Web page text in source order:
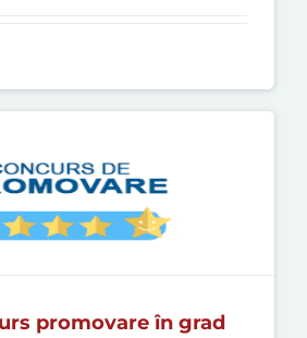
promovare în grad